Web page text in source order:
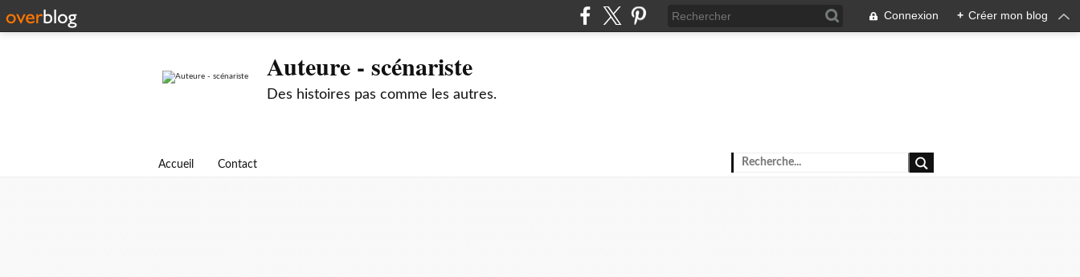
Connexion + Créer mon blog
Auteure - scénariste
Des histoires pas comme les autres.
Accueil Contact